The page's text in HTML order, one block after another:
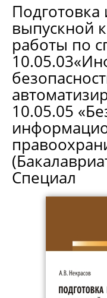
выпускной
работы по
10.05.05
Специал